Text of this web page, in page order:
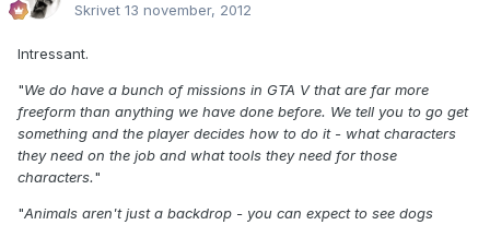
Skrivet 13 november, 2012
Intressant.
"We do have a bunch of missions in GTA V that are far more
freeform than anything we have done before. We tell you to go get
something and the player decides how to do it - what characters
they need on the job and what tools they need for those
characters."
"Animals aren't just a backdrop - you can expect to see dogs